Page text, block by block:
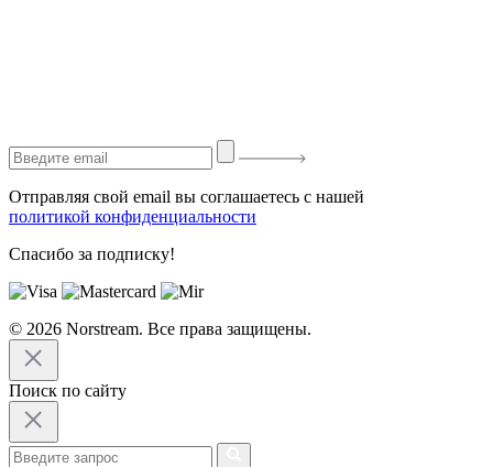
Отправляя свой email вы соглашаетесь с нашей
политикой конфиденциальности
Спасибо за подписку!
© 2026 Norstream. Все права защищены.
Поиск по сайту